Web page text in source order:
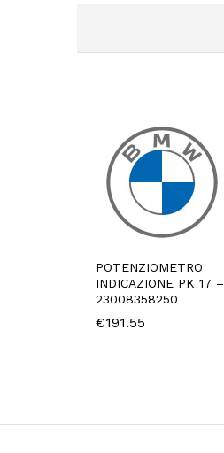
POTENZIOMETRO
INDICAZIONE PK 17 –
23008358250
€191.55